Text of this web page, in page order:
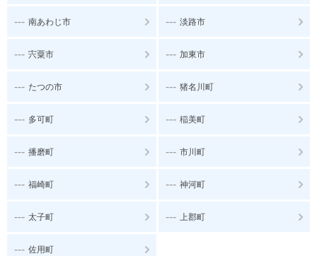
--- 南あわじ市 --- 淡路市
--- 宍粟市 --- 加東市
--- たつの市 --- 猪名川町
--- 多可町 --- 稲美町
--- 播磨町 --- 市川町
--- 福崎町 --- 神河町
--- 太子町 --- 上郡町
--- 佐用町